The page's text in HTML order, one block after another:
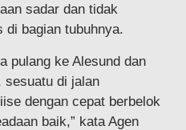
sadar dan tidak
di bagian tubuhnya.
pulang ke Alesund dan
sesuatu di jalan
dengan cepat berbelok
baik,” kata Agen